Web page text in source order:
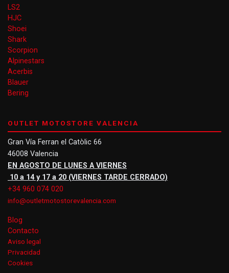
LS2
HJC
Shoei
Shark
Scorpion
Alpinestars
Acerbis
Blauer
Bering
OUTLET MOTOSTORE VALENCIA
Gran Vía Ferran el Catòlic 66
46008 Valencia
EN AGOSTO DE LUNES A VIERNES
10 a 14 y 17 a 20 (VIERNES TARDE CERRADO)
+34 960 074 020
info@outletmotostorevalencia.com
Blog
Contacto
Aviso legal
Privacidad
Cookies